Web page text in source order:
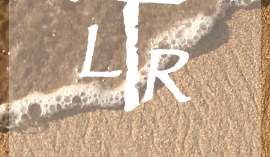
Team
Afspraak
Léonce Roels
Contact